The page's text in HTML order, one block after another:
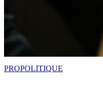
PROPOLITIQUE